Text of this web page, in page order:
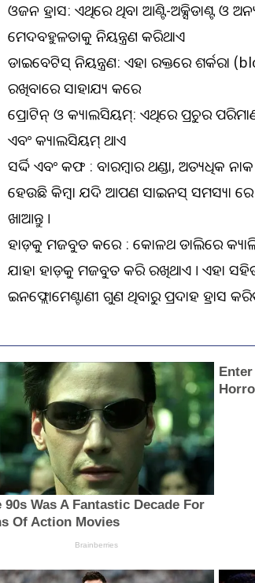
ଓଜନ ହ୍ରାସ: ଏଥିରେ ଥିବା ଆଣ୍ଟି-ଅକ୍ସିଡାଣ୍ଟ ଓ
ମେଦବହୁଳତାକୁ ନିୟନ୍ତ୍ରଣ କରିଥାଏ
ଡାଇବେଟିସ୍‌ ନିୟନ୍ତ୍ରଣ: ଏହା ରକ୍ତରେ ଶର୍କରା
ରଖିବାରେ ସାହାଯ୍ୟ କରେ
ପ୍ରୋଟିନ୍ ଓ କ୍ୟାଲସିୟମ୍: ଏଥିରେ ପ୍ରଚୁର
ଏବଂ କ୍ୟାଲସିୟମ୍‌ ଥାଏ
ସର୍ଦ୍ଦି ଏବଂ କଫ : ବାରମ୍ବାର ଥଣ୍ଡା, ଅତ୍ୟଧିକ
ହେଉଛି କିମ୍ବା ଯଦି ଆପଣ ସାଇନସ୍ ସମସ୍ୟା
ଖାଆନ୍ତୁ ।
ହାଡ଼କୁ ମଜବୁତ କରେ : କୋଳଥ ଡାଲିରେ
ଯାହା ହାଡ଼କୁ ମଜବୁତ କରି ରଖିଥାଏ । ଏହା
ଇନଫ୍ଲୋମେଣ୍ଟାଣୀ ଗୁଣ ଥିବାରୁ ପ୍ରଦାହ ହ୍ରାସ